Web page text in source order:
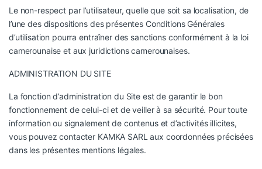
Le non-respect par l’utilisateur, quelle que soit sa localisation, de
l’une des dispositions des présentes Conditions Générales
d’utilisation pourra entraîner des sanctions conformément à la loi
camerounaise et aux juridictions camerounaises.
ADMINISTRATION DU SITE
La fonction d’administration du Site est de garantir le bon
fonctionnement de celui-ci et de veiller à sa sécurité. Pour toute
information ou signalement de contenus et d’activités illicites,
vous pouvez contacter KAMKA SARL aux coordonnées précisées
dans les présentes mentions légales.